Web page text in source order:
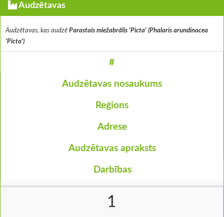
Audzētavas
Audzētavas, kas audzē Parastais miežabrālis 'Picta' (Phalaris arundinacea
'Picta')
#
Audzētavas nosaukums
Reģions
Adrese
Audzētavas apraksts
Darbības
1